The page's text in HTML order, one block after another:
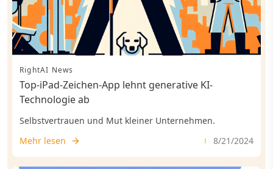
RightAI News
Top-iPad-Zeichen-App lehnt generative KI-
Technologie ab
Selbstvertrauen und Mut kleiner Unternehmen.
Mehr lesen
8/21/2024